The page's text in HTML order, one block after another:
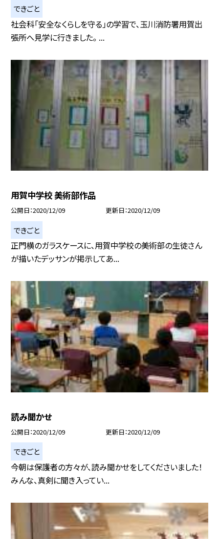
できごと
社会科「安全なくらしを守る」の学習で、玉川消防署用賀出
張所へ見学に行きました。 ...
用賀中学校 美術部作品
公開日 2020/12/09 更新日 2020/12/09
できごと
正門横のガラスケースに、用賀中学校の美術部の生徒さん
が描いたデッサンが掲示してあ...
読み聞かせ
公開日 2020/12/09 更新日 2020/12/09
できごと
今朝は保護者の方々が、読み聞かせをしてくださいました！
みんな、真剣に聞き入ってい...